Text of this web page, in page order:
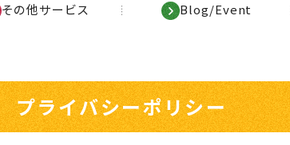
その他サービス Blog/Event
プライバシーポリシー